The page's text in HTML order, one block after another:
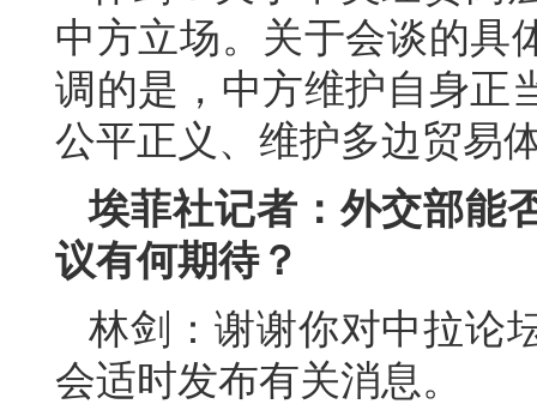
中方立场。关于会谈的具
调的是，中方维护自身正
公平正义、维护多边贸易
埃菲社记者：外交部能
议有何期待？
林剑：谢谢你对中拉论
会适时发布有关消息。